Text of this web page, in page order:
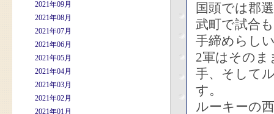
2021年09月
2021年08月
2021年07月
2021年06月
2021年05月
2021年04月
2021年03月
2021年02月
2021年01月
国頭では郡
武町で試合
手締めらし
2軍はそのま
手、そして
す。
ルーキーの